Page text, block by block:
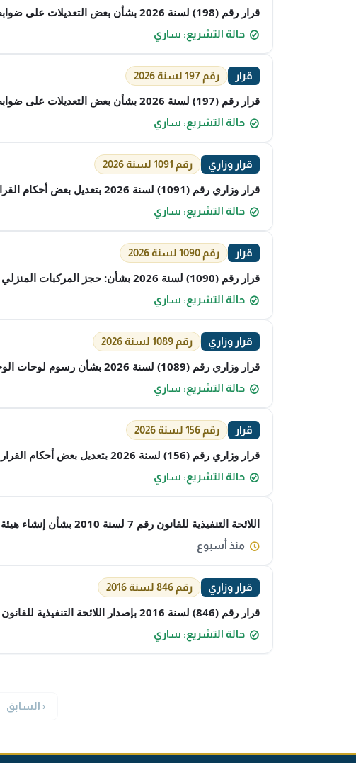
قرار رقم (198) لسنة 2026 بشأن بعض التعديلات على ضوابط توحيد المظهر العام والزي الرسمي والمهني في القطاع الحكومي والقطاع الأهلي
حالة التشريع: ساري
قرار رقم 197 لسنة 2026
قرار رقم (197) لسنة 2026 بشأن بعض التعديلات على ضوابط توحيد المظهر العام والزي الرسمي والمهني في القطاع الحكومي والقطاع الأهلي
حالة التشريع: ساري
قرار وزاري رقم 1091 لسنة 2026
قرار وزاري رقم (1091) لسنة 2026 بتعديل بعض أحكام القرار الوزاري رقم (2249) لسنة 2025 بشأن اللائحة التنفيذية لمرسوم بقانون إقامة الأجانب
حالة التشريع: ساري
قرار رقم 1090 لسنة 2026
قرار رقم (1090) لسنة 2026 بشأن: حجز المركبات المنزلي الذكي
حالة التشريع: ساري
قرار وزاري رقم 1089 لسنة 2026
قرار وزاري رقم (1089) لسنة 2026 بشأن رسوم لوحات الوحدات العائمة والدراجات البحرية
حالة التشريع: ساري
قرار رقم 156 لسنة 2026
قرار وزاري رقم (156) لسنة 2026 بتعديل بعض أحكام القرار الوزاري رقم (4) لسنة 2023 بشأن إجراءات تحديد هوية المستفيد الفعلي
حالة التشريع: ساري
اللائحة التنفيذية للقانون رقم 7 لسنة 2010 بشأن إنشاء هيئة أسواق المال وتنظيم نشاط الأوراق المالية (الملغاة)
منذ أسبوع
قرار وزاري رقم 846 لسنة 2016
قرار رقم (846) لسنة 2016 بإصدار اللائحة التنفيذية للقانون رقم 97 لسنة 2015 في شأن إنشاء الهيئة العامة للرياضة
حالة التشريع: ساري
‹ السابق